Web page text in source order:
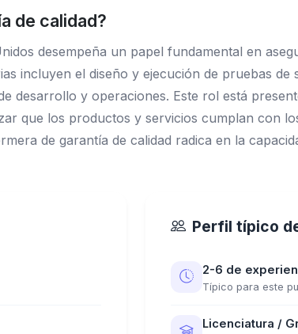
de calidad?
desempeña un papel fundamental en
incluyen el diseño y ejecución de pruebas
desarrollo y operaciones. Este rol está
que los productos y servicios cumplan con
de garantía de calidad radica en la
Perfil típico
2-6 de
Típico para este
Licenciatura /